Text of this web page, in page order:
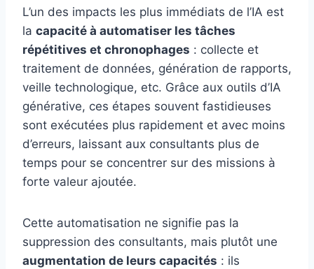
L’un des impacts les plus immédiats de l’IA est
la capacité à automatiser les tâches
répétitives et chronophages : collecte et
traitement de données, génération de rapports,
veille technologique, etc. Grâce aux outils d’IA
générative, ces étapes souvent fastidieuses
sont exécutées plus rapidement et avec moins
d’erreurs, laissant aux consultants plus de
temps pour se concentrer sur des missions à
forte valeur ajoutée.
Cette automatisation ne signifie pas la
suppression des consultants, mais plutôt une
augmentation de leurs capacités : ils